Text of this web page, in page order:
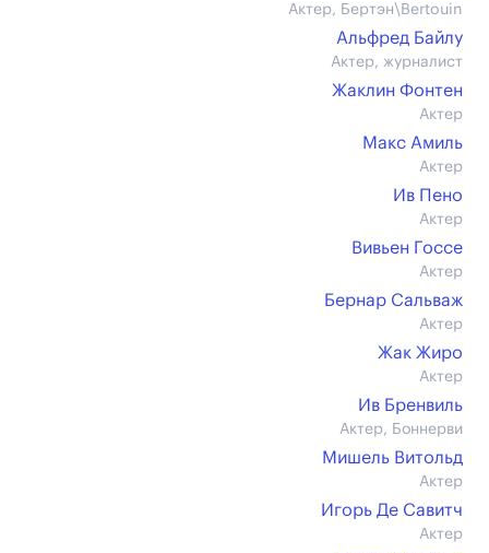
Актер, Бертэн\Bertouin
Альфред Байлу
Актер, журналист
Жаклин Фонтен
Актер
Макс Амиль
Актер
Ив Пено
Актер
Вивьен Госсе
Актер
Бернар Сальваж
Актер
Жак Жиро
Актер
Ив Бренвиль
Актер, Боннерви
Мишель Витольд
Актер
Игорь Де Савитч
Актер